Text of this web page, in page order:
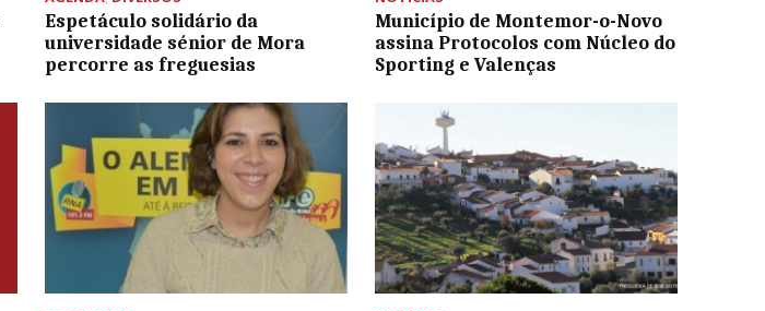
Espetáculo solidário da
universidade sénior de Mora
percorre as freguesias
Município de Montemor-o-Novo
assina Protocolos com Núcleo do
Sporting e Valenças